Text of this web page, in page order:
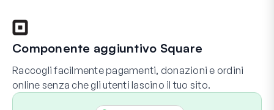
Componente aggiuntivo Square
Raccogli facilmente pagamenti, donazioni e ordini
online senza che gli utenti lascino il tuo sito.